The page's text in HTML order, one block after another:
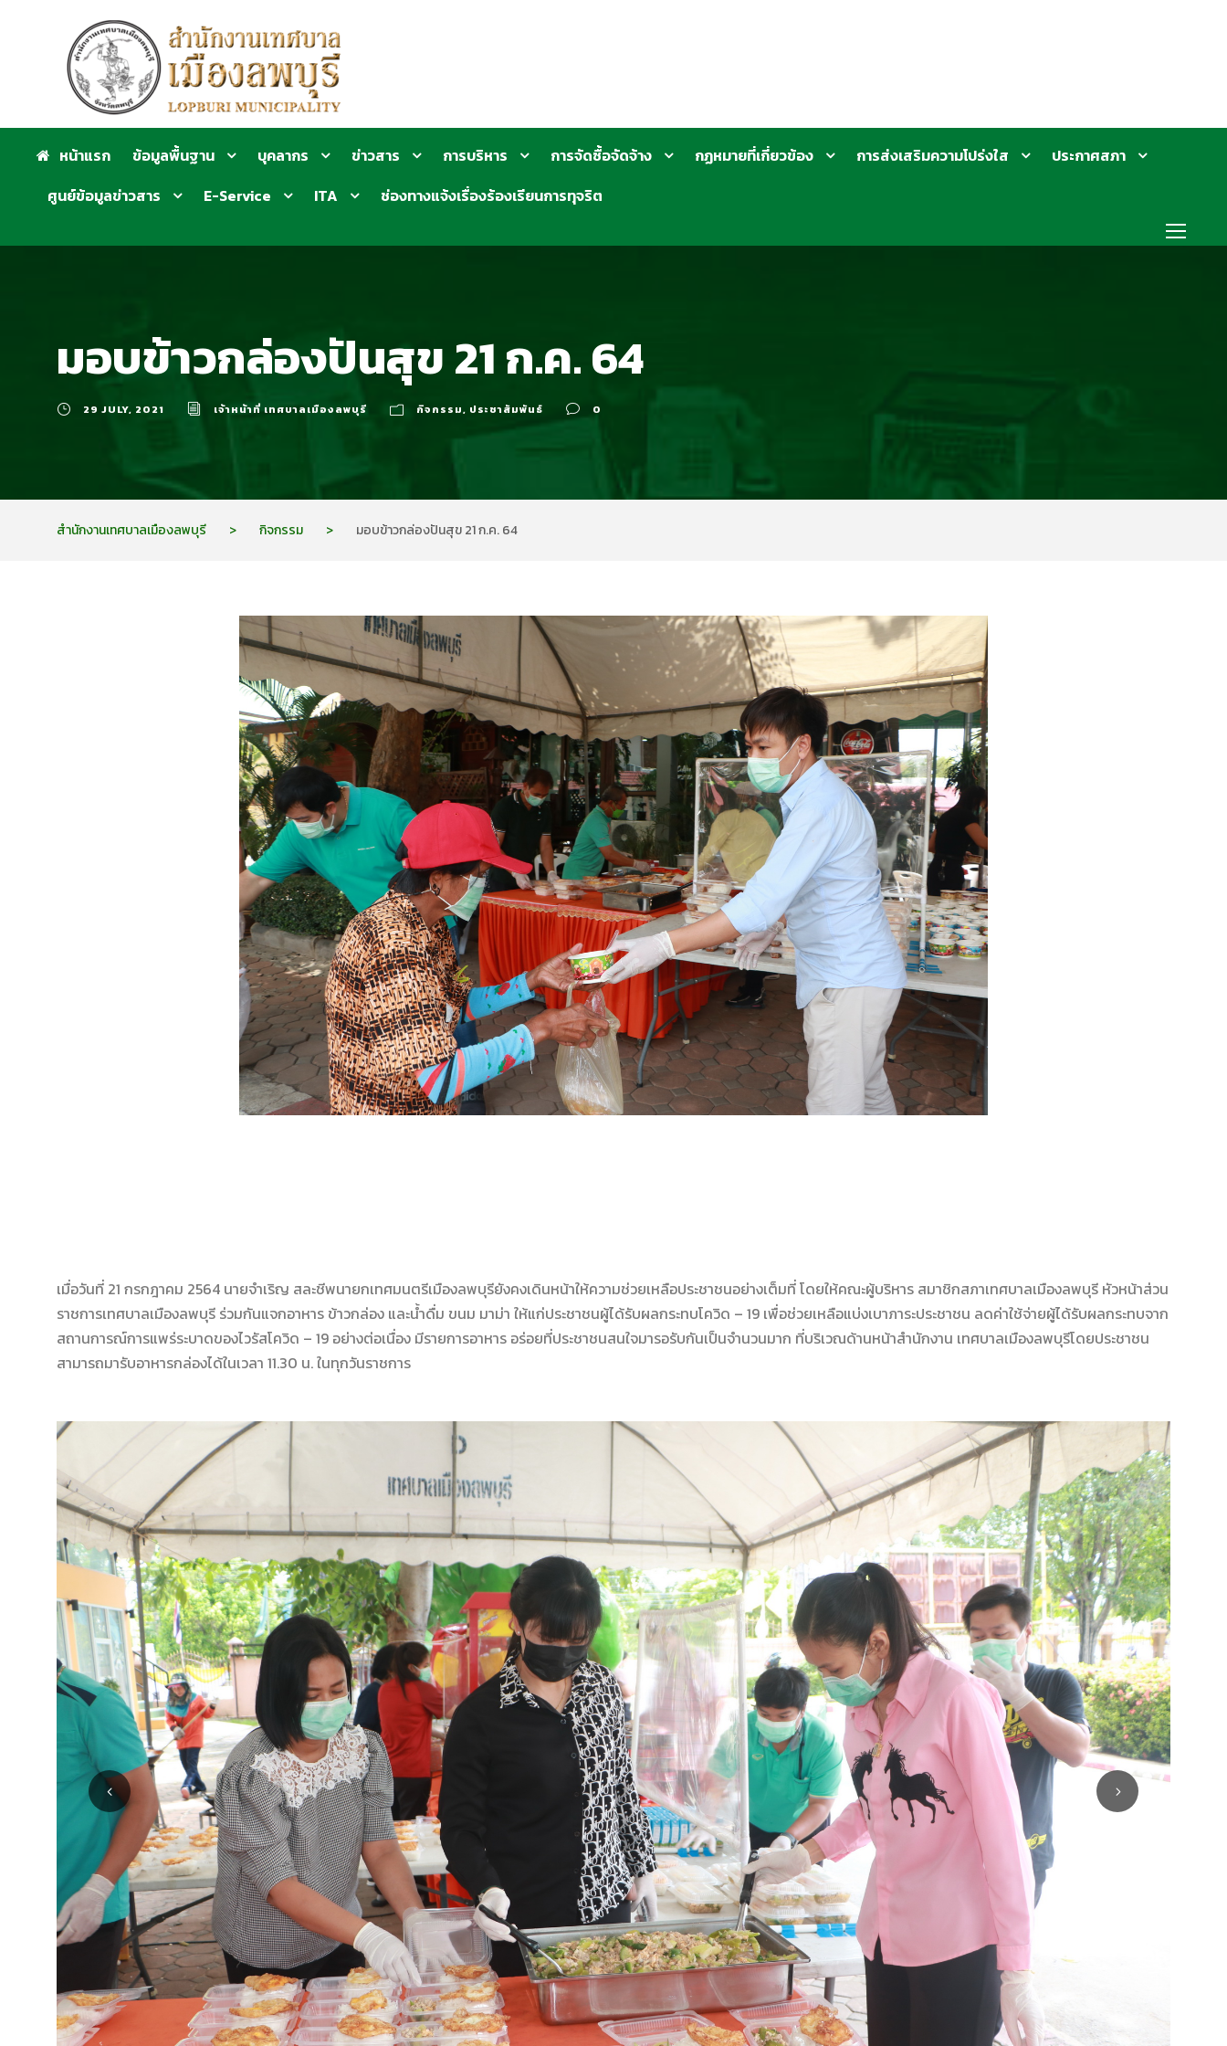
หน้าแรก ข้อมูลพื้นฐาน บุคลากร ข่าวสาร การบริหาร การจัดซื้อจัดจ้าง กฏหมายที่เกี่ยวข้อง การส่งเสริมความโปร่งใส
ประกาศสภา
ศูนย์ข้อมูลข่าวสาร
E-Service ITA ช่องทางแจ้งเรื่องร้องเรียนการทุจริต
มอบข้าวกล่องปันสุข 21 ก.ค. 64
29 JULY, 2021 เจ้าหน้าที่ เทศบาลเมืองลพบุรี กิจกรรม, ประชาสัมพันธ์ 0
สำนักงานเทศบาลเมืองลพบุรี > กิจกรรม > มอบข้าวกล่องปันสุข 21 ก.ค. 64
เมื่อวันที่ 21 กรกฎาคม 2564 นายจำเริญ สละชีพนายกเทศมนตรีเมืองลพบุรียังคงเดินหน้าให้ความช่วยเหลือประชาชนอย่างเต็มที่โดยให้คณะผู้บริหาร สมาชิกสภาเทศบาลเมืองลพบุรี หัวหน้าส่วน
ราชการเทศบาลเมืองลพบุรี ร่วมกันแจกอาหาร ข้าวกล่อง และน้ำดื่ม ขนม มาม่า ให้แก่ประชาชนผู้ได้รับผลกระทบโควิด – 19 เพื่อช่วยเหลือแบ่งเบาภาระประชาชน ลดค่าใช้จ่ายผู้ได้รับผลกระทบจาก
สถานการณ์การแพร่ระบาดของไวรัสโควิด – 19 อย่างต่อเนื่อง มีรายการอาหาร อร่อยที่ประชาชนสนใจมารอรับกันเป็นจำนวนมาก ที่บริเวณด้านหน้าสำนักงาน เทศบาลเมืองลพบุรีโดยประชาชน
สามารถมารับอาหารกล่องได้ในเวลา 11.30 น. ในทุกวันราชการ